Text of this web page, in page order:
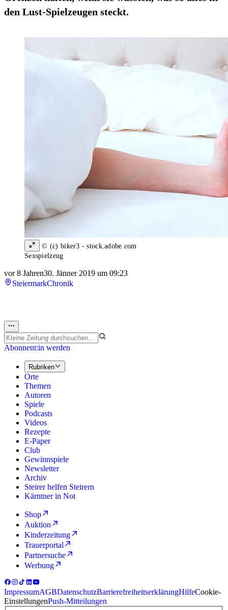
den Lust-Spielzeugen steckt.
© (c) biker3 - stock.adobe.com
Sexspielzeug
vor 8 Jahren30. Jänner 2019 um 09:23
SteiermarkChronik
Abonnent:in werden
Rubriken
Orte
Themen
Autoren
Spiele
Podcasts
Videos
Rezepte
E-Paper
Club
Gewinnspiele
Newsletter
Archiv
Steirer helfen Steirern
Kärntner in Not
Shop
Auktion
Kinderzeitung
Trauerportal
Partnersuche
Werbung
ImpressumAGBDatenschutzBarrierefreiheitserklärungHilfeCookie-
EinstellungenPush-Mitteilungen